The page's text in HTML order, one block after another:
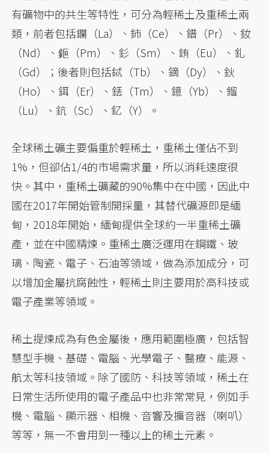
有礦物中的共生等特性，可分為輕稀土及重稀土兩
類，前者包括鑭（La）、鈰（Ce）、鐠（Pr）、釹
（Nd）、鉕（Pm）、釤（Sm）、銪（Eu）、釓
（Gd）；後者則包括鋱（Tb）、鏑（Dy）、鈥
（Ho）、鉺（Er）、銩（Tm）、鐿（Yb）、鎦
（Lu）、鈧（Sc）、釔（Y）。
全球稀土礦主要偏重於輕稀土，重稀土僅佔不到
1%，但卻佔1/4的市場需求量，所以消耗速度很
快。其中，重稀土礦藏的90%集中在中國，因此中
國在2017年開始管制開採量，其替代礦源即是緬
甸，2018年開始，緬甸提供全球約一半重稀土礦
產，並在中國精煉。重稀土廣泛運用在鋼鐵、玻
璃、陶瓷、電子、石油等領域，做為添加成分，可
以增加金屬抗腐蝕性，輕稀土則主要用於高科技或
電子產業等領域。
稀土提煉成為有色金屬後，應用範圍極廣，包括智
慧型手機、基礎、電腦、光學電子、醫療、能源、
航太等科技領域。除了國防、科技等領域，稀土在
日常生活所使用的電子產品中也非常常見，例如手
機、電腦、顯示器、相機、音響及擴音器（喇叭）
等等，無一不會用到一種以上的稀土元素。